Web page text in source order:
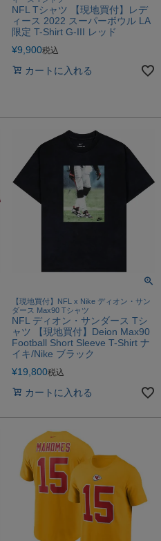
NFL Tシャツ 【現地買付】レデ
ィース 2022 スーパーボウル LA
限定 T-Shirt G-III レッド
¥9,900税込
カートに入れる
【現地買付】NFL x Nike ディオン・サン
ダース Max90 Tシャツ
NFL ディオン・サンダース Tシ
ャツ 【現地買付】Deion Max90
Football Short Sleeve T-Shirt ナ
イキ/Nike ブラック
¥19,800税込
カートに入れる